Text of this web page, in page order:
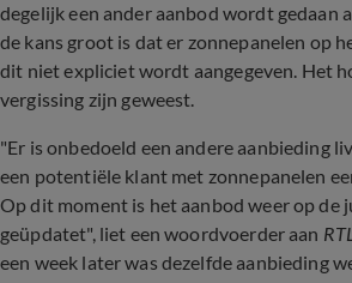
degelijk een ander aanbod wordt gedaan
de kans groot is dat er zonnepanelen op
dit niet expliciet wordt aangegeven. Het
vergissing zijn geweest.
"Er is onbedoeld een andere aanbieding
een potentiële klant met zonnepanelen
Op dit moment is het aanbod weer op de
geüpdatet", liet een woordvoerder aan
een week later was dezelfde aanbieding